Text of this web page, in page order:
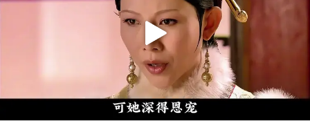
Play